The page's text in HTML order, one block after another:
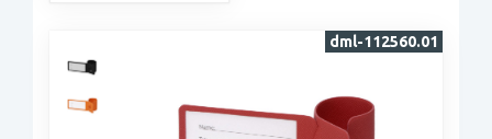
dml-112560.01